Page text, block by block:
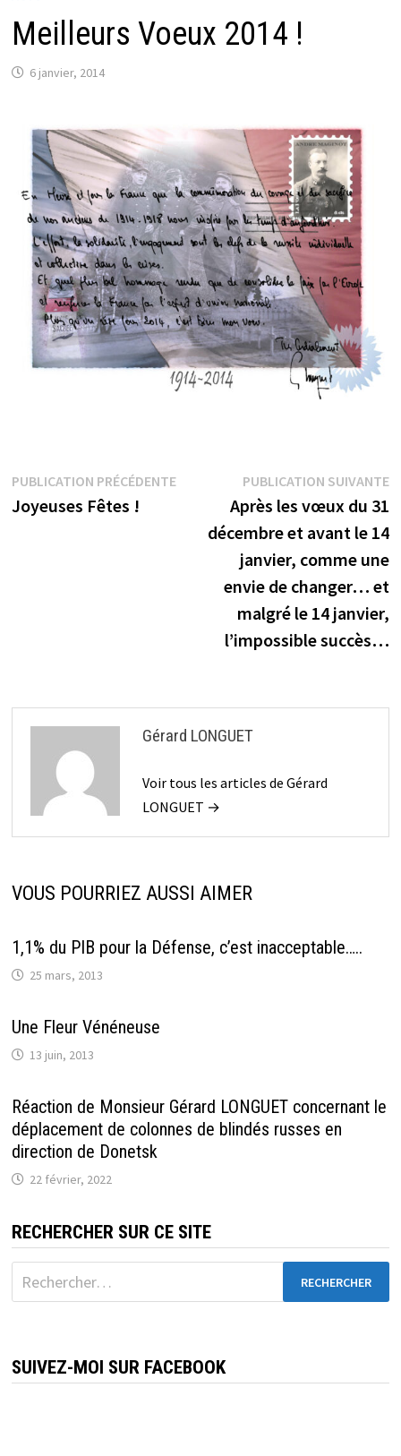
Meilleurs Voeux 2014 !
6 janvier, 2014
Navigation
de
PUBLICATION PRÉCÉDENTEPublication
précédente :
Joyeuses Fêtes !
PUBLICATION SUIVANTE
Après les vœux du 31
décembre et avant le 14
janvier, comme une
envie de changer… et
malgré le 14 janvier,
l’impossible succès…
Gérard LONGUET
Voir tous les articles de Gérard
LONGUET →
VOUS POURRIEZ AUSSI AIMER
1,1% du PIB pour la Défense, c’est inacceptable…..
25 mars, 2013
Une Fleur Vénéneuse
13 juin, 2013
Réaction de Monsieur Gérard LONGUET concernant le
déplacement de colonnes de blindés russes en
direction de Donetsk
22 février, 2022
RECHERCHER SUR CE SITE
Rechercher :
SUIVEZ-MOI SUR FACEBOOK